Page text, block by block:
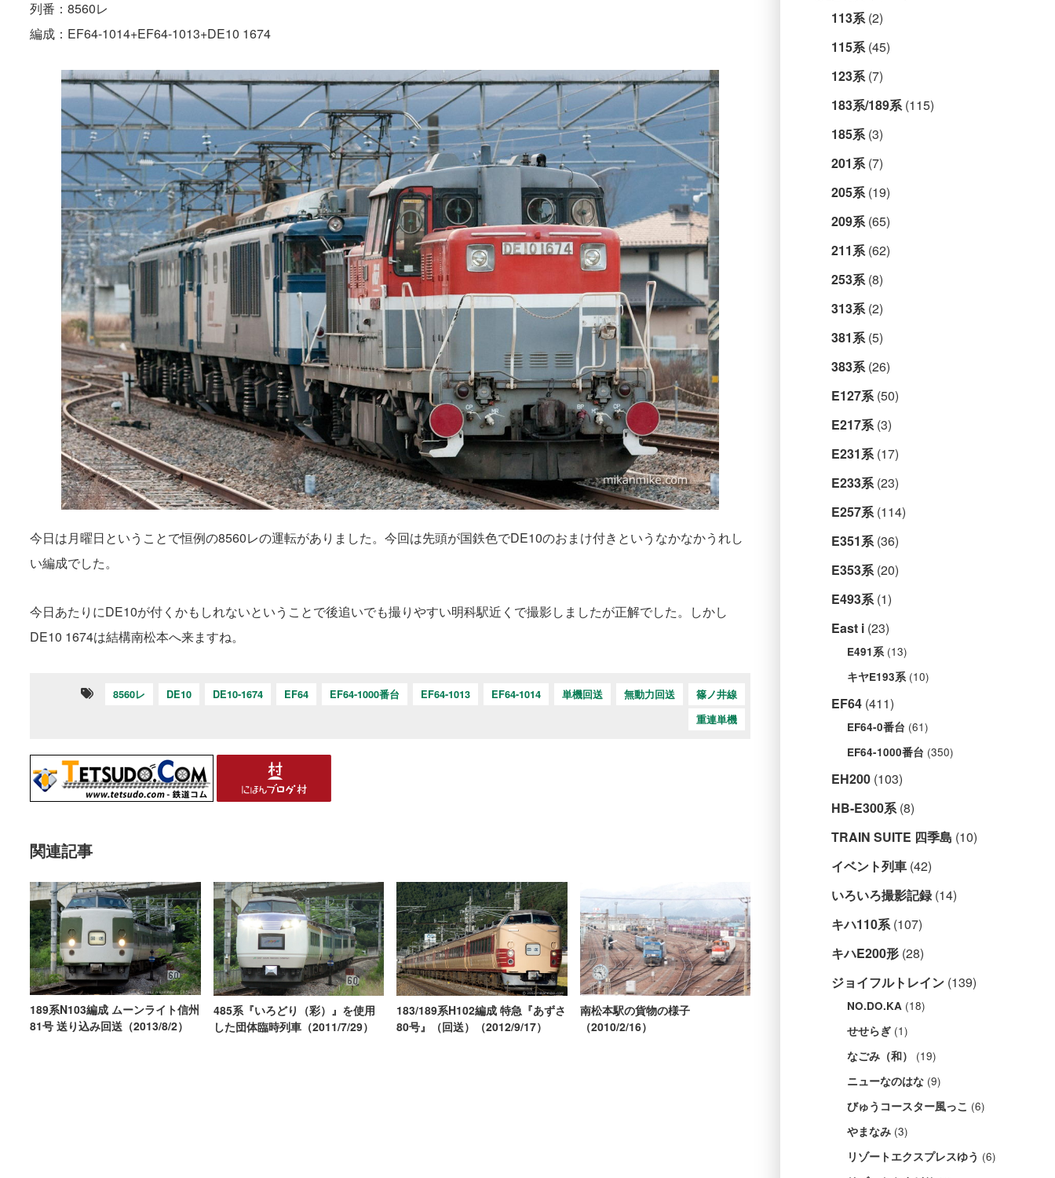
列番：8560レ
編成：EF64-1014+EF64-1013+DE10 1674
今日は月曜日ということで恒例の8560レの運転がありました。今回は先頭が国鉄色でDE10のおまけ付きというなかなかうれし
い編成でした。
今日あたりにDE10が付くかもしれないということで後追いでも撮りやすい明科駅近くで撮影しましたが正解でした。しかし
DE10 1674は結構南松本へ来ますね。
8560レ DE10 DE10-1674 EF64 EF64-1000番台 EF64-1013 EF64-1014 単機回送 無動力回送
篠ノ井線
重連単機
関連記事
189系N103編成 ムーンライト信州
81号 送り込み回送（2013/8/2）
485系『いろどり（彩）』を使用
した団体臨時列車（2011/7/29）
183/189系H102編成 特急『あずさ
80号』（回送）（2012/9/17）
南松本駅の貨物の様子
（2010/2/16）
113系(2)
115系(45)
123系(7)
183系/189系(115)
185系(3)
201系(7)
205系(19)
209系(65)
211系(62)
253系(8)
313系(2)
381系(5)
383系(26)
E127系(50)
E217系(3)
E231系(17)
E233系(23)
E257系(114)
E351系(36)
E353系(20)
E493系(1)
East i (23)
E491系(13)
キヤE193系(10)
EF64 (411)
EF64-0番台 (61)
EF64-1000番台 (350)
EH200 (103)
HB-E300系(8)
TRAIN SUITE 四季島 (10)
イベント列車 (42)
いろいろ撮影記録(14)
キハ110系(107)
キハE200形 (28)
ジョイフルトレイン (139)
NO.DO.KA (18)
せせらぎ (1)
なごみ（和） (19)
ニューなのはな (9)
びゅうコースター風っこ (6)
やまなみ (3)
リゾートエクスプレスゆう (6)